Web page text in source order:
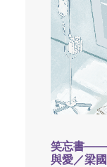
笑忘書——
與愛／梁